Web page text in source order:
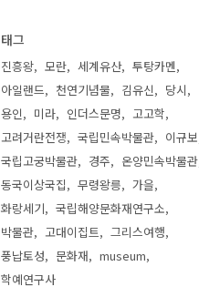
태그
진흥왕 모란 세계유산
투탕카멘
아일랜드
천연기념물 김유신
당시
용인
미라 인더스문명
고고학
고려거란전쟁
국립민속박물관
이규보
국립고궁박물관
경주
온양민속박물관
동국이상국집
무령왕릉
가을
화랑세기
국립해양문화재연구소
박물관
고대이집트
그리스여행
풍납토성
문화재
museum
학예연구사